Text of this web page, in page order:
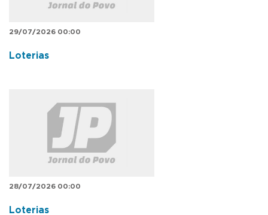
29/07/2026 00:00
Loterias
28/07/2026 00:00
Loterias